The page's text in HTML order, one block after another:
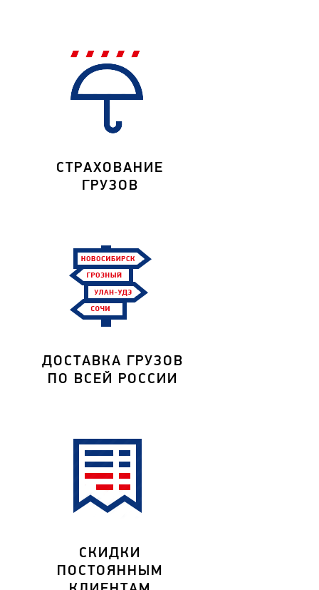
СТРАХОВАНИЕ
ГРУЗОВ
ДОСТАВКА ГРУЗОВ
ПО ВСЕЙ РОССИИ
СКИДКИ
ПОСТОЯННЫМ